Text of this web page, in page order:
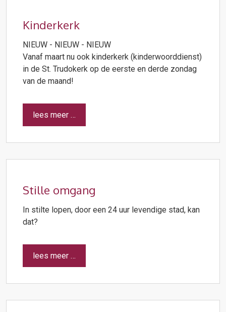
Kinderkerk
NIEUW - NIEUW - NIEUW
Vanaf maart nu ook kinderkerk (kinderwoorddienst)
in de St. Trudokerk op de eerste en derde zondag
van de maand!
lees meer …
Stille omgang
In stilte lopen, door een 24 uur levendige stad, kan
dat?
lees meer …